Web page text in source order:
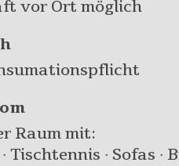
vor Ort möglich
Raum mit:
Tischtennis · Sofas ·